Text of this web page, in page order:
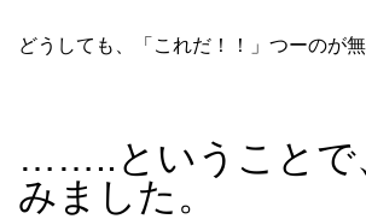
どうしても、「これだ！！」つーのが
……..ということで
みました。